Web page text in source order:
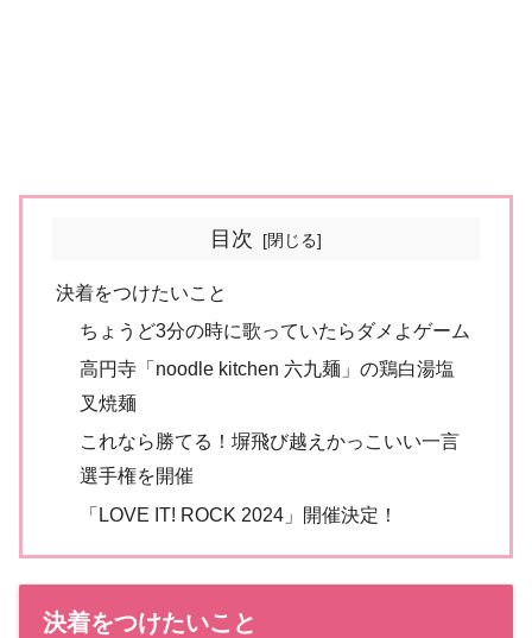
目次
決着をつけたいこと
ちょうど3分の時に歌っていたらダメよゲーム
高円寺「noodle kitchen 六九麺」の鶏白湯塩
叉焼麺
これなら勝てる！塀飛び越えかっこいい一言
選手権を開催
「LOVE IT! ROCK 2024」開催決定！
決着をつけたいこと